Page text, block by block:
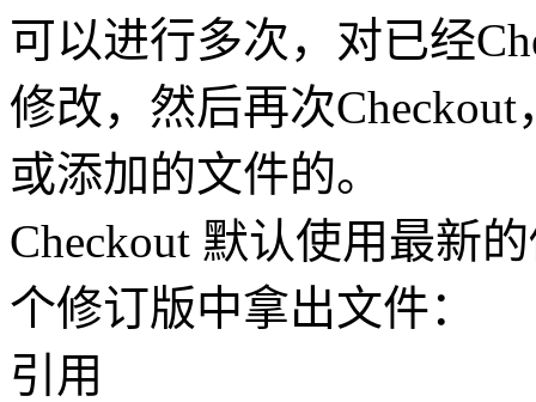
可以进行多次，对已经
修改，然后再次
或添加的文件的。
Checkout 默认使用最新
个修订版中拿出文件：
引用